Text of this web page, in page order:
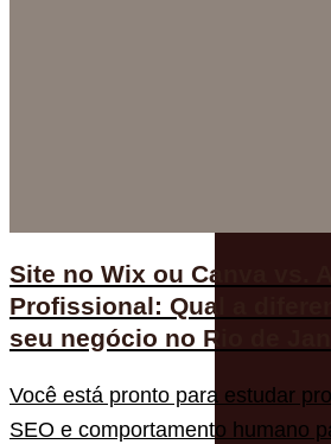
Site no Wix ou Canva vs.
Profissional: Qual a
seu negócio no Rio de
Você está pronto para estudar
SEO e comportamento humano